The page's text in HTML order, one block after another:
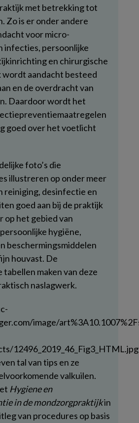
met betrekking tot
Zo is er onder andere
voor micro-
infecties, persoonlijke
en chirurgische
wordt aandacht besteed
en de overdracht van
Daardoor wordt het
goed over het voetlicht
foto’s die
illustreren op onder meer
reiniging, desinfectie en
goed aan bij de praktijk
op het gebied van
hygiëne,
beschermingsmiddelen
houvast. De
maken van deze
naslagwerk.
tal van tips en ze
valkuilen.
Hygiene en
in de mondzorgpraktijkin
van procedures op basis